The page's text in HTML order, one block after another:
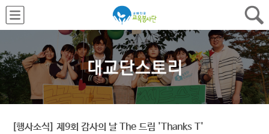
[행사소식] 제9회 감사의 날 The 드림 'Thanks T'